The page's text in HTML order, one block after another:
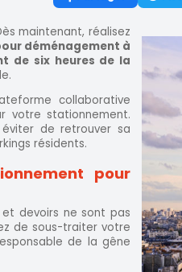
maintenant, réalisez
déménagement à
de six heures de la
collaborative
votre stationnement.
de retrouver sa
résidents.
pour
devoirs ne sont pas
de sous-traiter votre
de la gêne